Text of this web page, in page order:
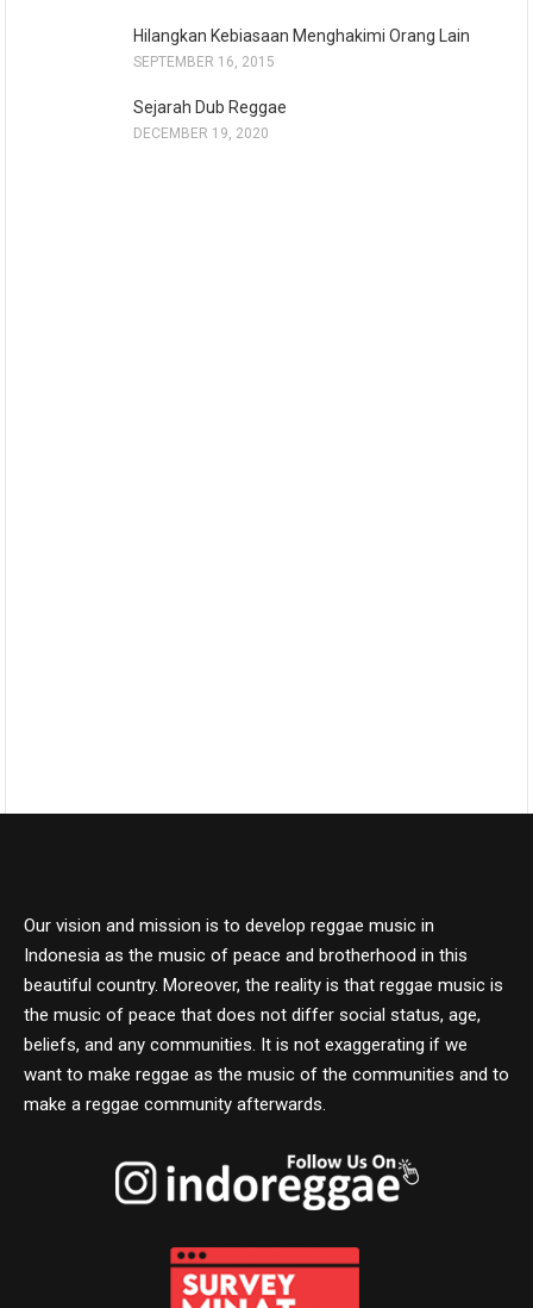
Hilangkan Kebiasaan Menghakimi Orang Lain
SEPTEMBER 16, 2015
Sejarah Dub Reggae
DECEMBER 19, 2020
Our vision and mission is to develop reggae music in
Indonesia as the music of peace and brotherhood in this
beautiful country. Moreover, the reality is that reggae music is
the music of peace that does not differ social status, age,
beliefs, and any communities. It is not exaggerating if we
want to make reggae as the music of the communities and to
make a reggae community afterwards.